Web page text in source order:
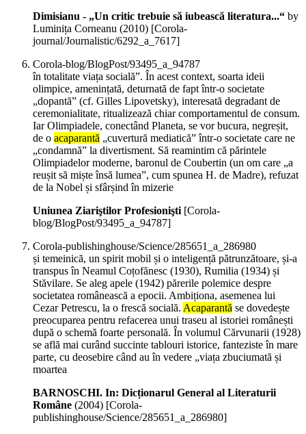
Dimisianu - „Un critic trebuie să iubească literatura...“ by
Luminița Corneanu (2010) [Corola-
journal/Journalistic/6292_a_7617]
Corola-blog/BlogPost/93495_a_94787
în totalitate viața socială”. În acest context, soarta ideii
olimpice, amenințată, deturnată de fapt într-o societate
„dopantă” (cf. Gilles Lipovetsky), interesată degradant de
ceremonialitate, ritualizează chiar comportamentul de consum.
Iar Olimpiadele, conectând Planeta, se vor bucura, negreșit,
de o acaparantă „cuvertură mediatică” într-o societate care ne
„condamnă” la divertisment. Să reamintim că părintele
Olimpiadelor moderne, baronul de Coubertin (un om care „a
reușit să miște însă lumea”, cum spunea H. de Madre), refuzat
de la Nobel și sfârșind în mizerie
Uniunea Ziariştilor Profesionişti [Corola-
blog/BlogPost/93495_a_94787]
Corola-publishinghouse/Science/285651_a_286980
și temeinică, un spirit mobil și o inteligență pătrunzătoare, și-a
transpus în Neamul Coțofănesc (1930), Rumilia (1934) și
Stăvilare. Se aleg apele (1942) părerile polemice despre
societatea românească a epocii. Ambiționa, asemenea lui
Cezar Petrescu, la o frescă socială. Acaparantă se dovedește
preocuparea pentru refacerea unui traseu al istoriei românești
după o schemă foarte personală. În volumul Cărvunarii (1928)
se află mai curând succinte tablouri istorice, fanteziste în mare
parte, cu deosebire când au în vedere „viața zbuciumată și
moartea
BARNOSCHI. In: Dicționarul General al Literaturii
Române (2004) [Corola-
publishinghouse/Science/285651_a_286980]